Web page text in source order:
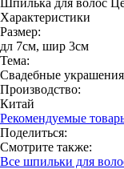
Характеристики
Размер:
дл 7см, шир 3см
Тема:
Свадебные
Производство:
Китай
Рекомендуемые
Поделиться:
Смотрите также:
Все шпильки для